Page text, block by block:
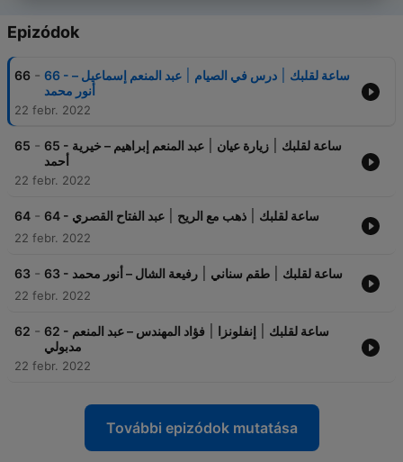
Epizódok
66 - 66 - ساعة لقلبك ׀ درس في الصيام ׀ عبد المنعم إسماعيل –
أنور محمد
22 febr. 2022
65 - 65 - ساعة لقلبك ׀ زيارة عيان ׀ عبد المنعم إبراهيم – خيرية
أحمد
22 febr. 2022
64 - 64 - ساعة لقلبك ׀ ذهب مع الريح ׀ عبد الفتاح القصري
22 febr. 2022
63 - 63 - ساعة لقلبك ׀ طقم سناني ׀ رفيعة الشال – أنور محمد
22 febr. 2022
62 - 62 - ساعة لقلبك ׀ إنفلونزا ׀ فؤاد المهندس – عبد المنعم
مدبولي
22 febr. 2022
További epizódok mutatása